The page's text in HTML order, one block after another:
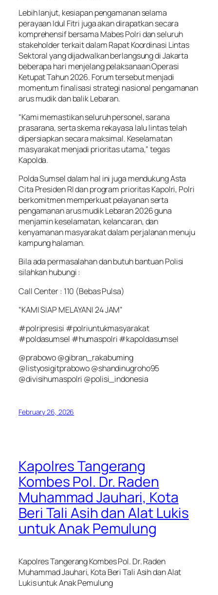
Lebih lanjut, kesiapan pengamanan selama
perayaan Idul Fitri juga akan dirapatkan secara
komprehensif bersama Mabes Polri dan seluruh
stakeholder terkait dalam Rapat Koordinasi Lintas
Sektoral yang dijadwalkan berlangsung di Jakarta
beberapa hari menjelang pelaksanaan Operasi
Ketupat Tahun 2026. Forum tersebut menjadi
momentum finalisasi strategi nasional pengamanan
arus mudik dan balik Lebaran.
“Kami memastikan seluruh personel, sarana
prasarana, serta skema rekayasa lalu lintas telah
dipersiapkan secara maksimal. Keselamatan
masyarakat menjadi prioritas utama,” tegas
Kapolda.
Polda Sumsel dalam hal ini juga mendukung Asta
Cita Presiden RI dan program prioritas Kapolri, Polri
berkomitmen memperkuat pelayanan serta
pengamanan arus mudik Lebaran 2026 guna
menjamin keselamatan, kelancaran, dan
kenyamanan masyarakat dalam perjalanan menuju
kampung halaman.
Bila ada permasalahan dan butuh bantuan Polisi
silahkan hubungi :
Call Center : 110 (Bebas Pulsa)
“KAMI SIAP MELAYANI 24 JAM”
#polripresisi #polriuntukmasyarakat
#poldasumsel #humaspolri #kapoldasumsel
@prabowo @gibran_rakabuming
@listyosigitprabowo @shandinugroho95
@divisihumaspolri @polisi_indonesia
February 26, 2026
Kapolres Tangerang
Kombes Pol. Dr. Raden
Muhammad Jauhari, Kota
Beri Tali Asih dan Alat Lukis
untuk Anak Pemulung
Kapolres Tangerang Kombes Pol. Dr. Raden
Muhammad Jauhari, Kota Beri Tali Asih dan Alat
Lukis untuk Anak Pemulung